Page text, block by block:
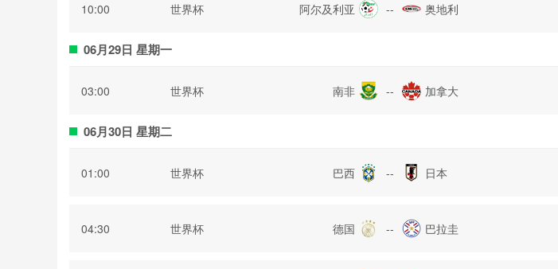
10:00 世界杯 阿尔及利亚 -- 奥地利
06月29日 星期一
03:00 世界杯 南非 -- 加拿大
06月30日 星期二
01:00 世界杯 巴西 -- 日本
04:30 世界杯 德国 -- 巴拉圭